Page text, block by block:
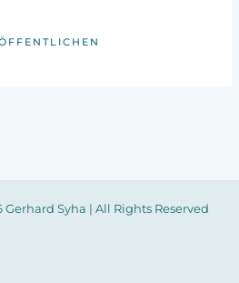
Syha | All Rights Reserved